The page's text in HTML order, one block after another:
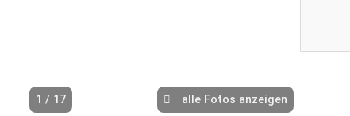
1 / 17 alle Fotos anzeigen